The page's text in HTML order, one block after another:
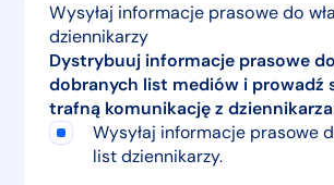
Wysyłaj informacje prasowe do
dziennikarzy
Dystrybuuj informacje prasowe
dobranych list mediów i prowadź
trafną komunikację z
Wysyłaj informacje prasowe
list dziennikarzy.